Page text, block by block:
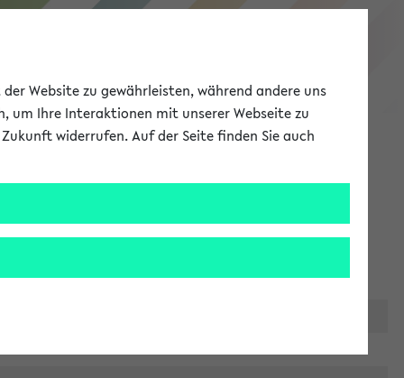
eKVV
Website zu gewährleisten, während andere uns
um Ihre Interaktionen mit unserer Webseite zu
widerrufen. Auf der Seite finden Sie auch